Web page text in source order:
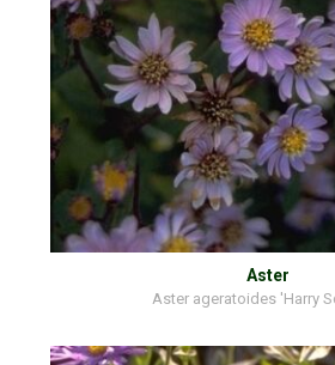
Aster
Aster ageratoides 'Harry